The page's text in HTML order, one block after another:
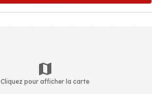
Cliquez pour afficher la carte